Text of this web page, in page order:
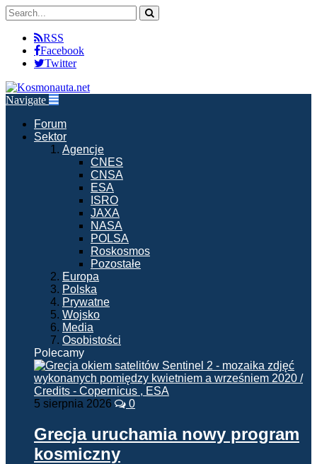
RSS
Facebook
Twitter
Navigate
Forum
Sektor
Agencje
CNES
CNSA
ESA
ISRO
JAXA
NASA
POLSA
Roskosmos
Pozostałe
Europa
Polska
Prywatne
Wojsko
Media
Osobistości
Polecamy
5 sierpnia 2026 0
Grecja uruchamia nowy program
kosmiczny